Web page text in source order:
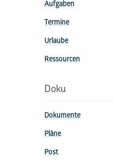
Aufgaben
Termine
Urlaube
Ressourcen
Doku
Dokumente
Pläne
Post